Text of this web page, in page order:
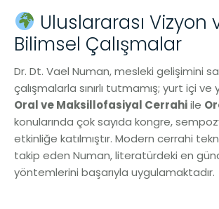
Uluslararası Vizyon
Bilimsel Çalışmalar
Dr. Dt. Vael Numan, mesleki gelişimini
çalışmalarla sınırlı tutmamış; yurt içi ve
Oral ve Maksillofasiyal Cerrahiile
konularında çok sayıda kongre,
etkinliğe katılmıştır. Modern cerrahi
takip eden Numan, literatürdeki en
yöntemlerini başarıyla uygulamaktadır.